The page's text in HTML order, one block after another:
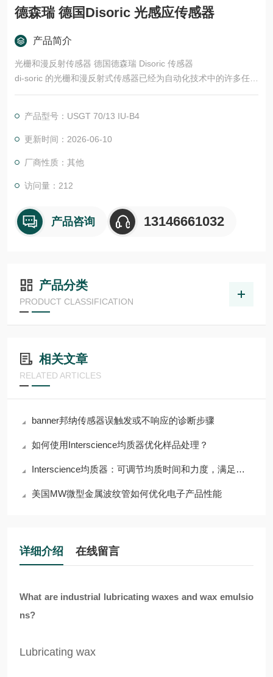
德森瑞 德国Disoric 光感应传感器
产品简介
光栅和漫反射传感器 德国德森瑞 Disoric 传感器
di-soric 的光栅和漫反射式传感器已经为自动化技术中的许多任务
领域开发了多种型号和功能原理。这些产品适用于快速、安全的
器.LHT 41 M 0.2 G3-T3德国德森瑞 DISORIC传感器Disoric德森
瑞 德森瑞德森瑞 德森瑞 德国Disoric 光感应传感器
产品型号：USGT 70/13 IU-B4
更新时间：2026-06-10
厂商性质：其他
访问量：212
产品咨询 13146661032
产品分类
PRODUCT CLASSIFICATION
相关文章
RELATED ARTICLES
banner邦纳传感器误触发或不响应的诊断步骤
如何使用Interscience均质器优化样品处理？
Interscience均质器：可调节均质时间和力度，满足多样需求
美国MW微型金属波纹管如何优化电子产品性能
详细介绍 在线留言
What are industrial lubricating waxes and wax emulsio
ns?
Lubricating wax